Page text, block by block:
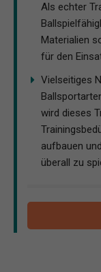
Als echter
Materialien
für den
Vielseitiges
wird dieses
aufbauen
überall zu